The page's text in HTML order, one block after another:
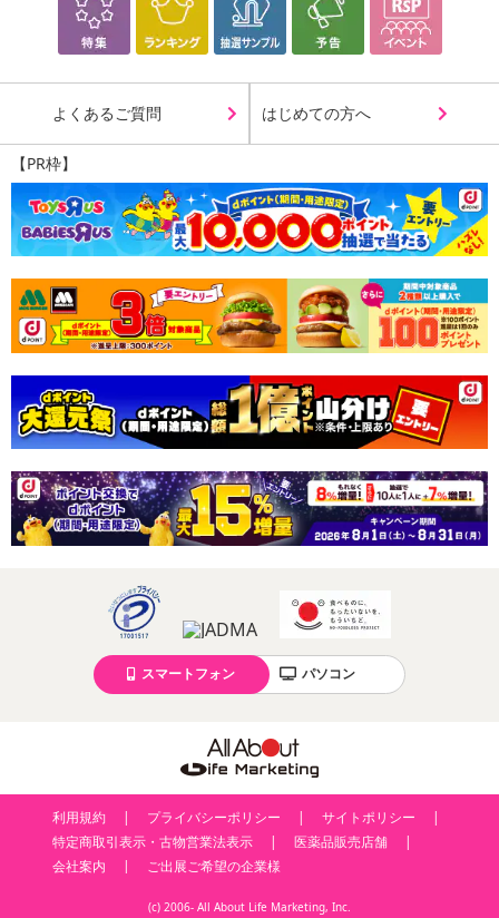
よくあるご質問 はじめての方へ
【PR枠】
スマートフォン パソコン
利用規約 プライバシーポリシー
サイトポリシー
特定商取引表示・古物営業法表示
医薬品販売店舗
会社案内
ご出展ご希望の企業様
(c) 2006- All About Life Marketing, Inc.